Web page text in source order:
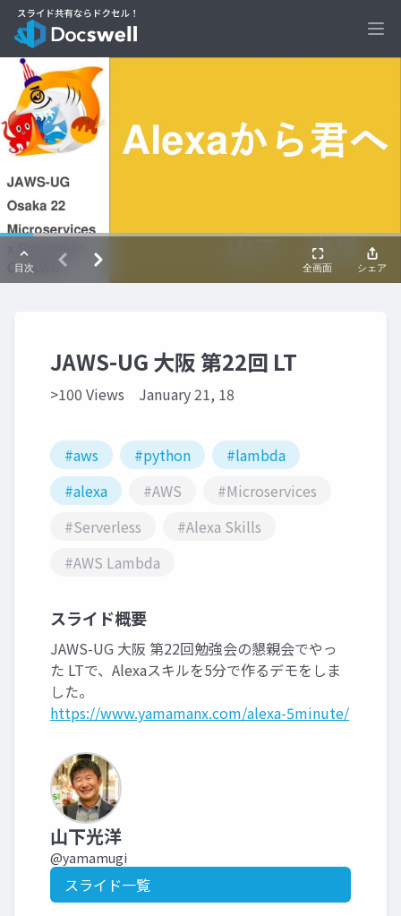
JAWS-UG 大阪 第22回 LT
>100 Views January 21, 18
#aws #python
#lambda
#alexa
#AWS
#Microservices
#Serverless
#Alexa Skills
#AWS Lambda
スライド概要
JAWS-UG 大阪 第22回勉強会の懇親会でやっ
た LTで、Alexaスキルを5分で作るデモをしま
した。
https://www.yamamanx.com/alexa-5minute/
山下光洋
@yamamugi
スライド一覧